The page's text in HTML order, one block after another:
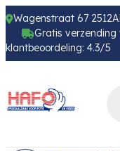
Wagenstraat 67
Gratis verzending
klantbeoordeling: 4.3/5